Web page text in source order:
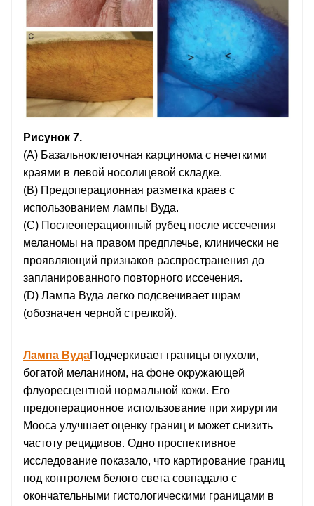
Рисунок 7.
(А) Базальноклеточная карцинома с нечеткими
краями в левой носолицевой складке.
(B) Предоперационная разметка краев с
использованием лампы Вуда.
(C) Послеоперационный рубец после иссечения
меланомы на правом предплечье, клинически не
проявляющий признаков распространения до
запланированного повторного иссечения.
(D) Лампа Вуда легко подсвечивает шрам
(обозначен черной стрелкой).
Лампа ВудаПодчеркивает границы опухоли,
богатой меланином, на фоне окружающей
флуоресцентной нормальной кожи. Его
предоперационное использование при хирургии
Мооса улучшает оценку границ и может снизить
частоту рецидивов. Одно проспективное
исследование показало, что картирование границ
под контролем белого света совпадало с
окончательными гистологическими границами в